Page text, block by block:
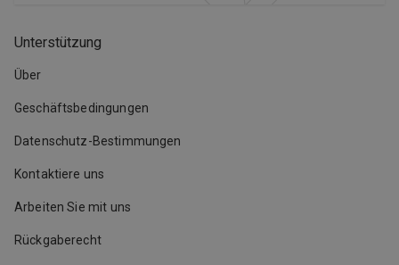
Unterstützung
Über
Geschäftsbedingungen
Datenschutz-Bestimmungen
Kontaktiere uns
Arbeiten Sie mit uns
Rückgaberecht